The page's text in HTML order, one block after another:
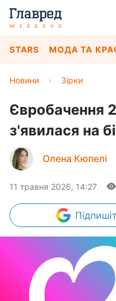
STARS МОДА ТА
Новини › Зірки
Євробачення
з'явилася на
Олена Кюпелі
11 травня 2026, 14:27